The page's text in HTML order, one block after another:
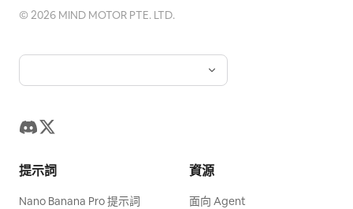
©2026 MIND MOTOR PTE. LTD.
提示詞
Nano Banana Pro 提示詞
資源
面向 Agent